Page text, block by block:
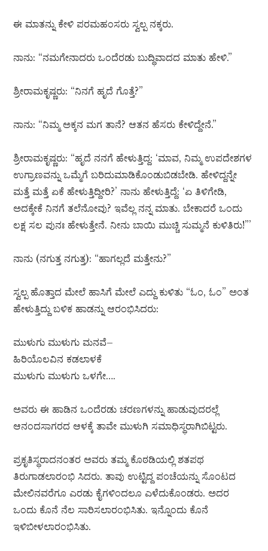
ಈ ಮಾತನ್ನು ಕೇಳಿ ಪರಮಹಂಸರು ಸ್ವಲ್ಪ ನಕ್ಕರು.
ನಾನು: “ನಮಗೇನಾದರು ಒಂದೆರಡು ಬುದ್ಧಿವಾದದ ಮಾತು ಹೇಳಿ.”
ಶ್ರೀರಾಮಕೃಷ್ಣರು: “ನಿನಗೆ ಹೃದೆ ಗೊತ್ತೆ?”
ನಾನು: “ನಿಮ್ಮ ಅಕ್ಕನ ಮಗ ತಾನೆ? ಆತನ ಹೆಸರು ಕೇಳಿದ್ದೇನೆ.”
ಶ್ರೀರಾಮಕೃಷ್ಣರು: “ಹೃದೆ ನನಗೆ ಹೇಳುತ್ತಿದ್ದ: ‘ಮಾವ, ನಿಮ್ಮ ಉಪದೇಶಗಳ
ಉಗ್ರಾಣವನ್ನು ಒಮ್ಮೆಗೆ ಬರಿದುಮಾಡಿಕೊಂಡುಬಿಡಬೇಡಿ. ಹೇಳಿದ್ದನ್ನೇ
ಮತ್ತೆ ಮತ್ತೆ ಏಕೆ ಹೇಳುತ್ತಿದ್ದೀರಿ?’ ನಾನು ಹೇಳುತ್ತಿದ್ದೆ: ‘ಏ ತಿಳಿಗೇಡಿ,
ಅದಕ್ಕೇಕೆ ನಿನಗೆ ತಲೆನೋವು? ಇವೆಲ್ಲ ನನ್ನ ಮಾತು. ಬೇಕಾದರೆ ಒಂದು
ಲಕ್ಷ ಸಲ ಪುನಃ ಹೇಳುತ್ತೇನೆ. ನೀನು ಬಾಯಿ ಮುಚ್ಚಿ ಸುಮ್ಮನೆ ಕುಳಿತಿರು!”’
ನಾನು (ನಗುತ್ತ ನಗುತ್ತ): “ಹಾಗಲ್ಲದೆ ಮತ್ತೇನು?”
ಸ್ವಲ್ಪ ಹೊತ್ತಾದ ಮೇಲೆ ಹಾಸಿಗೆ ಮೇಲೆ ಎದ್ದು ಕುಳಿತು “ಓಂ, ಓಂ” ಅಂತ
ಹೇಳುತ್ತಿದ್ದು ಬಳಿಕ ಹಾಡನ್ನು ಆರಂಭಿಸಿದರು:
ಮುಳುಗು ಮುಳುಗು ಮನವೆ–
ಹಿರಿಯೊಲವಿನ ಕಡಲಾಳಕೆ
ಮುಳುಗು ಮುಳುಗು ಒಳಗೇ….
ಅವರು ಈ ಹಾಡಿನ ಒಂದೆರಡು ಚರಣಗಳನ್ನು ಹಾಡುವುದರಲ್ಲೆ
ಆನಂದಸಾಗರದ ಆಳಕ್ಕೆ ತಾವೇ ಮುಳುಗಿ ಸಮಾಧಿಸ್ಥರಾಗಿಬಿಟ್ಟರು.
ಪ್ರಕೃತಿಸ್ಥರಾದನಂತರ ಅವರು ತಮ್ಮ ಕೊಠಡಿಯಲ್ಲಿ ಶತಪಥ
ತಿರುಗಾಡಲಾರಂಭಿ ಸಿದರು. ತಾವು ಉಟ್ಟಿದ್ದ ಪಂಚೆಯನ್ನು ಸೊಂಟದ
ಮೇಲಿನವರೆಗೂ ಎರಡು ಕೈಗಳಿಂದಲೂ ಎಳೆದುಕೊಂಡರು. ಅದರ
ಒಂದು ಕೊನೆ ನೆಲ ಸಾರಿಸಲಾರಂಭಿಸಿತು. ಇನ್ನೊಂದು ಕೊನೆ
ಇಳಿಬೀಳಲಾರಂಭಿಸಿತು.